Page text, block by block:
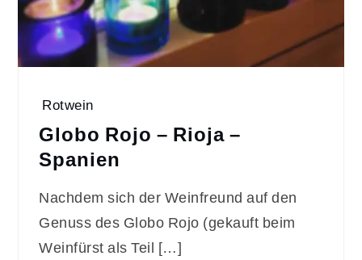
Rotwein
Globo Rojo – Rioja –
Spanien
Nachdem sich der Weinfreund auf den
Genuss des Globo Rojo (gekauft beim
Weinfürst als Teil […]